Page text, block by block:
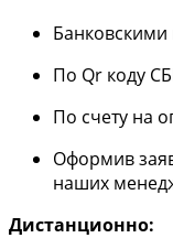
Банковскими
По Qr коду
По счету на
Оформив
наших
Дистанционно: